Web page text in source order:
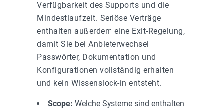
Verfügbarkeit des Supports und die
Mindestlaufzeit. Seriöse Verträge
enthalten außerdem eine Exit-Regelung,
damit Sie bei Anbieterwechsel
Passwörter, Dokumentation und
Konfigurationen vollständig erhalten
und kein Wissenslock-in entsteht.
Scope: Welche Systeme sind enthalten